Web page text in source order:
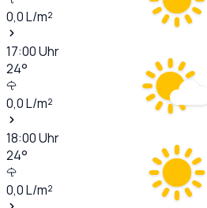
0,0L/m²
17:00Uhr
24°
0,0L/m²
18:00Uhr
24°
0,0L/m²